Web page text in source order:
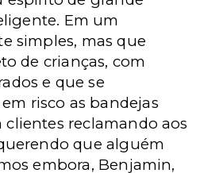
Em um
simples, mas que
de crianças, com
e que se
risco as bandejas
reclamando aos
que alguém
embora, Benjamin,